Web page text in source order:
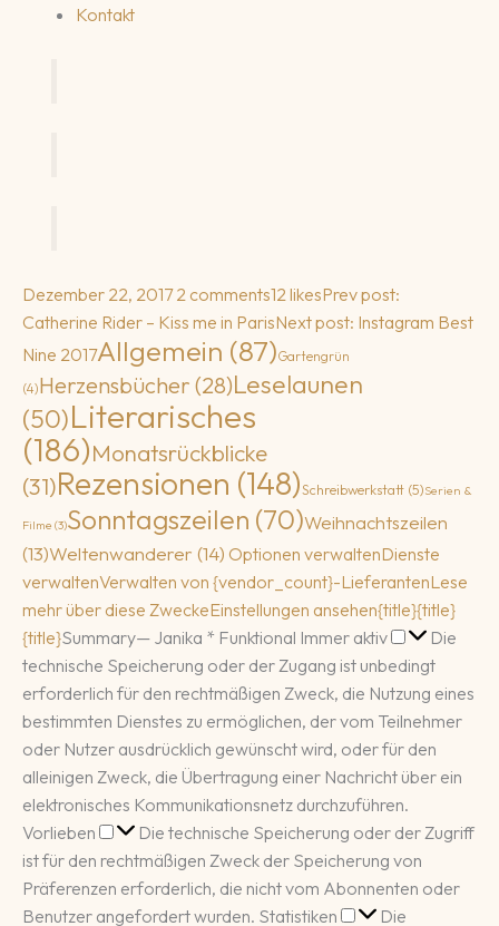
Kontakt
Dezember 22, 2017 2 comments12 likesPrev post:
Catherine Rider – Kiss me in ParisNext post: Instagram Best
Nine 2017Allgemein (87)Gartengrün
(4)Herzensbücher (28)Leselaunen
(50)Literarisches
(186)Monatsrückblicke
(31)Rezensionen (148)Schreibwerkstatt (5)Serien &
Filme (3)Sonntagszeilen (70)Weihnachtszeilen
(13)Weltenwanderer (14) Optionen verwaltenDienste
verwaltenVerwalten von {vendor_count}-LieferantenLese
mehr über diese ZweckeEinstellungen ansehen{title}{title}
{title}Summary— Janika * Funktional Immer aktiv Funktional
Die
technische Speicherung oder der Zugang ist unbedingt
erforderlich für den rechtmäßigen Zweck, die Nutzung eines
bestimmten Dienstes zu ermöglichen, der vom Teilnehmer
oder Nutzer ausdrücklich gewünscht wird, oder für den
alleinigen Zweck, die Übertragung einer Nachricht über ein
elektronisches Kommunikationsnetz durchzuführen.
Vorlieben
Vorlieben
Die technische Speicherung oder der Zugriff
ist für den rechtmäßigen Zweck der Speicherung von
Präferenzen erforderlich, die nicht vom Abonnenten oder
Benutzer angefordert wurden. Statistiken Statistiken
Die